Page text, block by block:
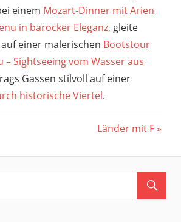
einem Mozart‑Dinner mit Arien
in barocker Eleganz, gleite
einer malerischen Bootstour
– Sightseeing vom Wasser aus
Gassen stilvoll auf einer
historische Viertel.
Nächster
Länder mit F